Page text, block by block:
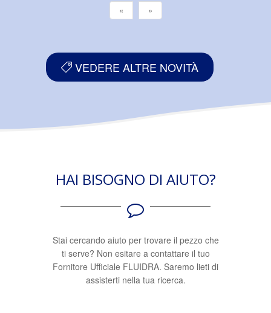
« »
VEDERE ALTRE NOVITÀ
HAI BISOGNO DI AIUTO?
Stai cercando aiuto per trovare il pezzo che
ti serve? Non esitare a contattare il tuo
Fornitore Ufficiale FLUIDRA. Saremo lieti di
assisterti nella tua ricerca.